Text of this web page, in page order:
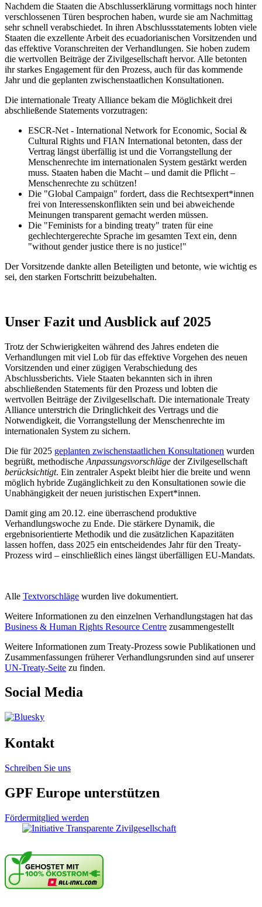
Nachdem die Staaten die Abschlusserklärung vormittags noch hinter
verschlossenen Türen besprochen haben, wurde sie am Nachmittag
sehr schnell verabschiedet. In ihren Abschlussstatements lobten viele
Staaten die exzellente Arbeit des ecuadorianischen Vorsitzenden und
das effektive Voranschreiten der Verhandlungen. Sie hoben zudem
die wertvollen Beiträge der Zivilgesellschaft hervor. Alle betonten
ihr starkes Engagement für den Prozess, auch für das kommende
Jahr und die geplanten zwischenstaatlichen Konsultationen.
Die internationale Treaty Alliance bekam die Möglichkeit drei
abschließende Statements vorzutragen:
ESCR-Net - International Network for Economic, Social &
Cultural Rights und FIAN International betonten, dass der
Vertrag längst überfällig ist und die Vorrangstellung der
Menschenrechte im internationalen System gestärkt werden
muss. Staaten haben die Macht – und damit die Pflicht –
Menschenrechte zu schützen!
Die "Global Campaign" fordert, dass die Rechtsexpert*innen
frei von Interessenskonflikten sein und bei abweichende
Meinungen transparent gemacht werden müssen.
Die "Feminists for a binding treaty" traten für eine
gechlechtergerechte Sprache im gesamten Text ein, denn
"without gender justice there is no justice!"
Der Vorsitzende dankte allen Beteiligten und betonte, wie wichtig es
sei, den starken Fortschritt beizubehalten.
Unser Fazit und Ausblick auf 2025
Trotz der Schwierigkeiten während des Jahres endeten die
Verhandlungen mit viel Lob für das effektive Vorgehen des neuen
Vorsitzenden und einer zügigen Verabschiedung des
Abschlussberichts. Viele Staaten bekannten sich in ihren
abschließenden Statements für den Prozess und lobten die
wertvollen Beiträge der Zivilgesellschaft. Die internationale Treaty
Alliance unterstrich die Dringlichkeit des Vertrags und die
Notwendigkeit, die Vorrangstellung der Menschenrechte im
internationalen System zu sichern.
Die für 2025 geplanten zwischenstaatlichen Konsultationen wurden
begrüßt, methodische Anpassungsvorschläge der Zivilgesellschaft
berücksichtigt. Ein zentraler Aspekt bleibt hier die breite und wenn
möglich hybride Zugänglichkeit zu den Konsultationen sowie die
Unabhängigkeit der neuen juristischen Expert*innen.
Damit ging am 20.12. eine überraschend produktive
Verhandlungswoche zu Ende. Die stärkere Dynamik, die
ergebnisorientierte Methodik und die zusätzlichen Kapazitäten
lassen hoffen, dass 2025 ein entscheidendes Jahr für den Treaty-
Prozess wird – einschließlich eines längst überfälligen EU-Mandats.
Alle Textvorschläge wurden live dokumentiert.
Weitere Informationen zu den einzelnen Verhandlungstagen hat das
Business & Human Rights Resource Centre zusammengestellt
Weitere Informationen zum Treaty-Prozess sowie Publikationen und
Zusammenfassungen früherer Verhandlungsrunden sind auf unserer
UN-Treaty-Seite zu finden.
Social Media
Kontakt
Schreiben Sie uns
GPF Europe unterstützen
Fördermitglied werden